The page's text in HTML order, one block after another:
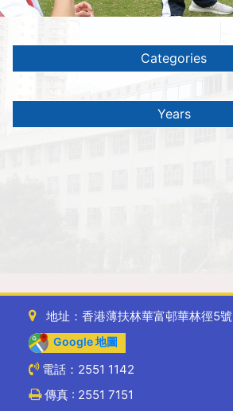
Categories
Years
地址：香港薄扶林華富邨華林徑5號
Google 地圖
電話：2551 1142
傳真 : 2551 7151